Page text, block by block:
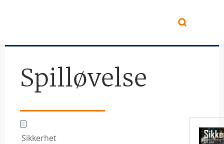
Spilløvelse
Sikkerhet